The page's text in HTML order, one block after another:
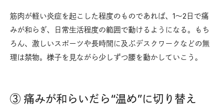
筋肉が軽い炎症を起こした程度のものであれば、1〜2日で痛
みが和らぎ、日常生活程度の範囲で動けるようになる。もち
ろん、激しいスポーツや長時間に及ぶデスクワークなどの無
理は禁物。様子を見ながら少しずつ腰を動かしていこう。
③ 痛みが和らいだら“温め”に切り替え